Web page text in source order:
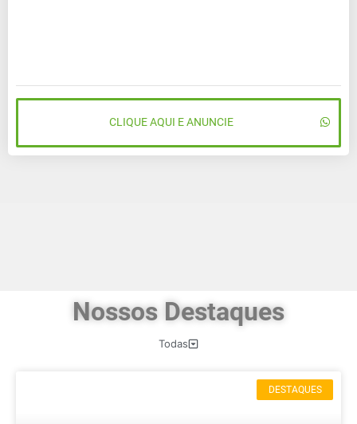
CLIQUE AQUI E ANUNCIE
Nossos Destaques
Todas
DESTAQUES